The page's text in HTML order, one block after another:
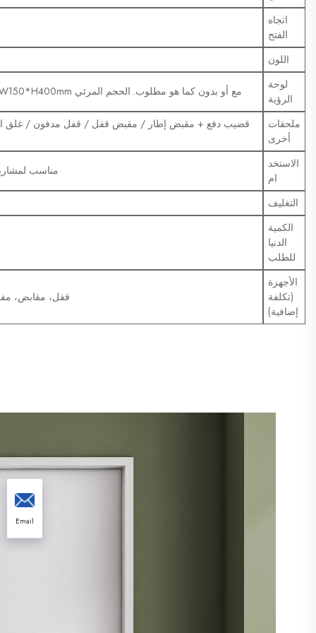
اتجاه
الفتح
اللون
لوحة
الرؤية
مع أو بدون كما هو مطلوب. الحجم المرئي W150*H400mm (المساحة الإجمالية لا تزيد عن 0.06m2 أو 100SQ.in).
ملحقات
أخرى
قضيب دفع + مقبض إطار / مقبض قفل / قفل مدفون / غلق
الاستخد
ام
مناسب
التغليف
الكمية
الدنيا
للطلب
الأجهزة
(تكلفة
إضافية)
قفل، مقابض،
Email